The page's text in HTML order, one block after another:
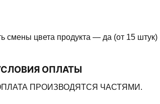
смены цвета продукта — да (от 15 штук)
УСЛОВИЯ ОПЛАТЫ
ПРОИЗВОДЯТСЯ ЧАСТЯМИ.